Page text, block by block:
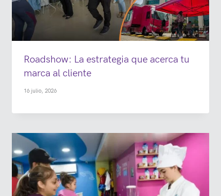
Roadshow: La estrategia que acerca tu
marca al cliente
16 julio, 2026